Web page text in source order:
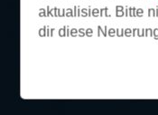
aktualisiert. Bitte
dir diese